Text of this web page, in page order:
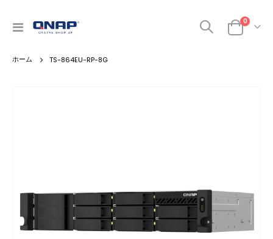
ナ
呼
カート
0商品
TS-864EU-RP-8G